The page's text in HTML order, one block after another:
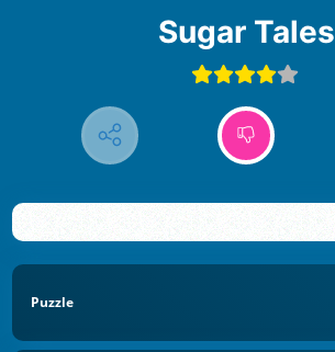
Sugar Tales
Puzzle